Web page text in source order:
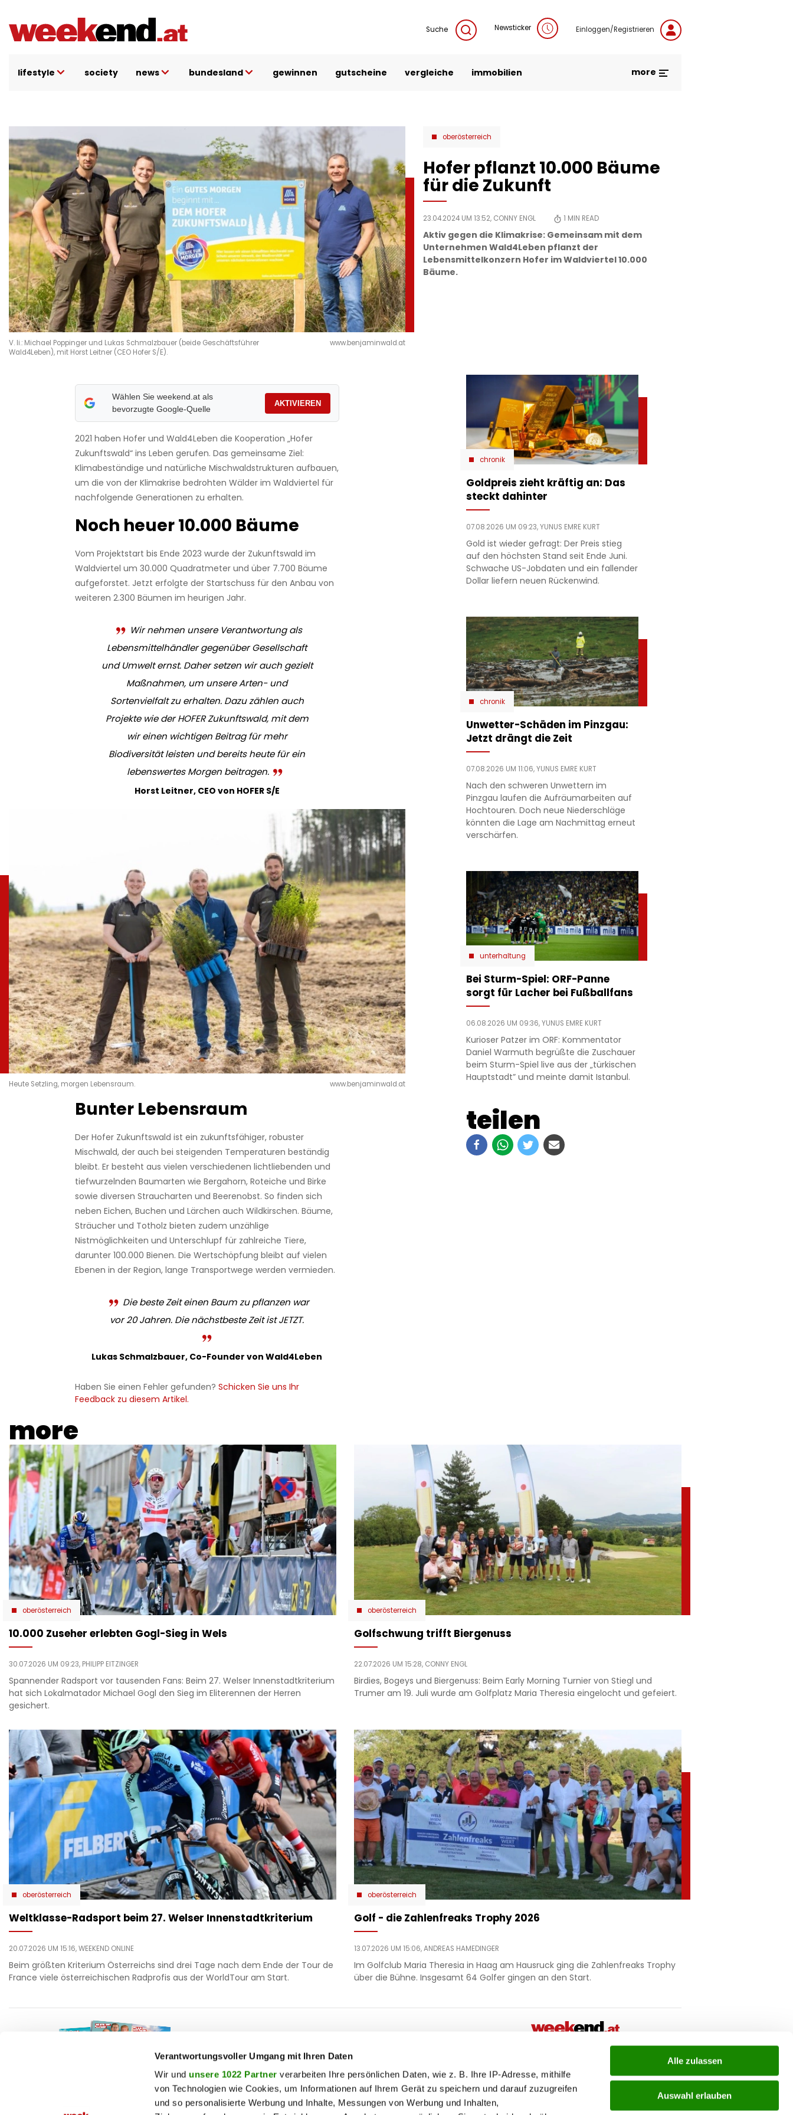
Verantwortungsvoller Umgang mit Ihren Daten
Wir und unsere 1022 Partner verarbeiten Ihre persönlichen Daten, wie z. B. Ihre IP-Adresse, mithilfe
von Technologien wie Cookies, um Informationen auf Ihrem Gerät zu speichern und darauf zuzugreifen
und so personalisierte Werbung und Inhalte, Messungen von Werbung und Inhalten,
Alle zulassen
Auswahl erlauben
Inhalt
Suche Newsticker Einloggen/Registrieren
lifestyle society news bundesland gewinnen gutscheine vergleiche immobilien more
V. li.: Michael Poppinger und Lukas Schmalzbauer (beide Geschäftsführer
Wald4Leben), mit Horst Leitner (CEO Hofer S/E).
www.benjaminwald.at
oberösterreich
Hofer pflanzt 10.000 Bäume
für die Zukunft
23.04.2024 UM 13:52, CONNY ENGL 1 MIN READ
Aktiv gegen die Klimakrise: Gemeinsam mit dem
Unternehmen Wald4Leben pflanzt der
Lebensmittelkonzern Hofer im Waldviertel 10.000
Bäume.
Wählen Sie weekend.at als
bevorzugte Google-Quelle
AKTIVIEREN
2021 haben Hofer und Wald4Leben die Kooperation „Hofer
Zukunftswald“ ins Leben gerufen. Das gemeinsame Ziel:
Klimabeständige und natürliche Mischwaldstrukturen aufbauen,
um die von der Klimakrise bedrohten Wälder im Waldviertel für
nachfolgende Generationen zu erhalten.
Noch heuer 10.000 Bäume
Vom Projektstart bis Ende 2023 wurde der Zukunftswald im
Waldviertel um 30.000 Quadratmeter und über 7.700 Bäume
aufgeforstet. Jetzt erfolgte der Startschuss für den Anbau von
weiteren 2.300 Bäumen im heurigen Jahr.
Wir nehmen unsere Verantwortung als
Lebensmittelhändler gegenüber Gesellschaft
und Umwelt ernst. Daher setzen wir auch gezielt
Maßnahmen, um unsere Arten- und
Sortenvielfalt zu erhalten. Dazu zählen auch
Projekte wie der HOFER Zukunftswald, mit dem
wir einen wichtigen Beitrag für mehr
Biodiversität leisten und bereits heute für ein
lebenswertes Morgen beitragen.
Horst Leitner, CEO von HOFER S/E
Heute Setzling, morgen Lebensraum. www.benjaminwald.at
Bunter Lebensraum
Der Hofer Zukunftswald ist ein zukunftsfähiger, robuster
Mischwald, der auch bei steigenden Temperaturen beständig
bleibt. Er besteht aus vielen verschiedenen lichtliebenden und
tiefwurzelnden Baumarten wie Bergahorn, Roteiche und Birke
sowie diversen Straucharten und Beerenobst. So finden sich
neben Eichen, Buchen und Lärchen auch Wildkirschen. Bäume,
Sträucher und Totholz bieten zudem unzählige
Nistmöglichkeiten und Unterschlupf für zahlreiche Tiere,
darunter 100.000 Bienen. Die Wertschöpfung bleibt auf vielen
Ebenen in der Region, lange Transportwege werden vermieden.
Die beste Zeit einen Baum zu pflanzen war
vor 20 Jahren. Die nächstbeste Zeit ist JETZT.
Lukas Schmalzbauer, Co-Founder von Wald4Leben
Haben Sie einen Fehler gefunden?Schicken Sie uns Ihr
Feedback zu diesem Artikel.
teilen
chronik
Goldpreis zieht kräftig an: Das
steckt dahinter
07.08.2026 UM 09:23,YUNUS EMRE KURT
Gold ist wieder gefragt: Der Preis stieg
auf den höchsten Stand seit Ende Juni.
Schwache US-Jobdaten und ein fallender
Dollar liefern neuen Rückenwind.
chronik
Unwetter-Schäden im Pinzgau:
Jetzt drängt die Zeit
07.08.2026 UM 11:06,YUNUS EMRE KURT
Nach den schweren Unwettern im
Pinzgau laufen die Aufräumarbeiten auf
Hochtouren. Doch neue Niederschläge
könnten die Lage am Nachmittag erneut
verschärfen.
unterhaltung
Bei Sturm-Spiel: ORF-Panne
sorgt für Lacher bei Fußballfans
06.08.2026 UM 09:36,YUNUS EMRE KURT
Kurioser Patzer im ORF: Kommentator
Daniel Warmuth begrüßte die Zuschauer
beim Sturm-Spiel live aus der „türkischen
Hauptstadt” und meinte damit Istanbul.
more
oberösterreich
10.000 Zuseher erlebten Gogl-Sieg in Wels
30.07.2026 UM 09:23, PHILIPP EITZINGER
Spannender Radsport vor tausenden Fans: Beim 27. Welser Innenstadtkriterium
hat sich Lokalmatador Michael Gogl den Sieg im Eliterennen der Herren
gesichert.
oberösterreich
Golfschwung trifft Biergenuss
22.07.2026 UM 15:28, CONNY ENGL
Birdies, Bogeys und Biergenuss: Beim Early Morning Turnier von Stiegl und
Trumer am 19. Juli wurde am Golfplatz Maria Theresia eingelocht und gefeiert.
oberösterreich
Weltklasse-Radsport beim 27. Welser Innenstadtkriterium
20.07.2026 UM 15:16,WEEKEND ONLINE
Beim größten Kriterium Österreichs sind drei Tage nach dem Ende der Tour de
France viele österreichischen Radprofis aus der WorldTour am Start.
oberösterreich
Golf - die Zahlenfreaks Trophy 2026
13.07.2026 UM 15:06,ANDREAS HAMEDINGER
Im Golfclub Maria Theresia in Haag am Hausruck ging die Zahlenfreaks Trophy
über die Bühne. Insgesamt 64 Golfer gingen an den Start.
Footer
Top
beauty
chronik
fashion
fitness
politik
reise
society
sport
Social